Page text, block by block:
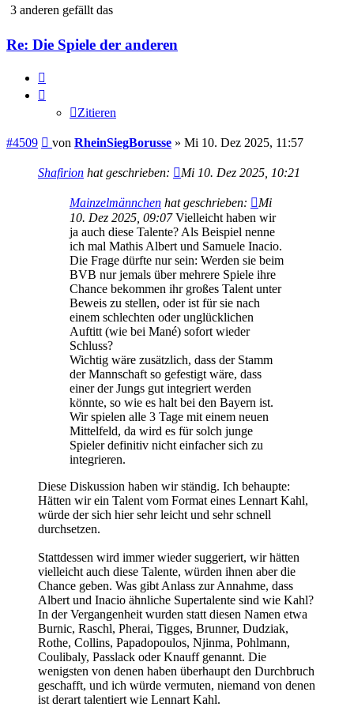
3 anderen gefällt das
Re: Die Spiele der anderen
Zitieren
#4509 Beitrag
von RheinSiegBorusse » Mi 10. Dez 2025, 11:57
Shafirion hat geschrieben: Mi 10. Dez 2025, 10:21
Mainzelmännchen hat geschrieben:
Mi
10. Dez 2025, 09:07Vielleicht haben wir
ja auch diese Talente? Als Beispiel nenne
ich mal Mathis Albert und Samuele Inacio.
Die Frage dürfte nur sein: Werden sie beim
BVB nur jemals über mehrere Spiele ihre
Chance bekommen ihr großes Talent unter
Beweis zu stellen, oder ist für sie nach
einem schlechten oder unglücklichen
Auftitt (wie bei Mané) sofort wieder
Schluss?
Wichtig wäre zusätzlich, dass der Stamm
der Mannschaft so gefestigt wäre, dass
einer der Jungs gut integriert werden
könnte, so wie es halt bei den Bayern ist.
Wir spielen alle 3 Tage mit einem neuen
Mittelfeld, da wird es für solch junge
Spieler definitiv nicht einfacher sich zu
integrieren.
Diese Diskussion haben wir ständig. Ich behaupte:
Hätten wir ein Talent vom Format eines Lennart Kahl,
würde der sich hier sehr leicht und sehr schnell
durchsetzen.
Stattdessen wird immer wieder suggeriert, wir hätten
vielleicht auch diese Talente, würden ihnen aber die
Chance geben. Was gibt Anlass zur Annahme, dass
Albert und Inacio ähnliche Supertalente sind wie Kahl?
In der Vergangenheit wurden statt diesen Namen etwa
Burnic, Raschl, Pherai, Tigges, Brunner, Dudziak,
Rothe, Collins, Papadopoulos, Njinma, Pohlmann,
Coulibaly, Passlack oder Knauff genannt. Die
wenigsten von denen haben überhaupt den Durchbruch
geschafft, und ich würde vermuten, niemand von denen
ist derart talentiert wie Lennart Kahl.